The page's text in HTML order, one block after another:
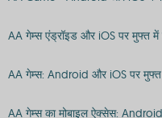
AA गेम्स एंड्रॉइड और iOS पर मुफ्त
AA गेम्स: Android और iOS पर मुफ्त
AA गेम्स का मोबाइल ऐक्सेस: